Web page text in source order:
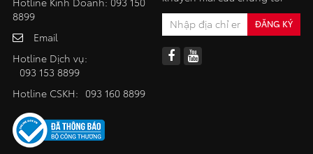
8899
Email
Hotline Dịch vụ:
093 153 8899
Hotline CSKH: 093 160 8899